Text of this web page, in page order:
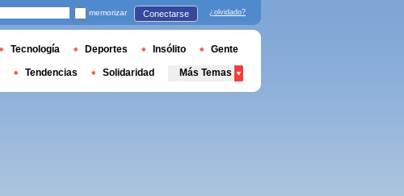
memorizar Conectarse ¿olvidado?
Tecnología Deportes Insólito Gente
Tendencias Solidaridad Más Temas